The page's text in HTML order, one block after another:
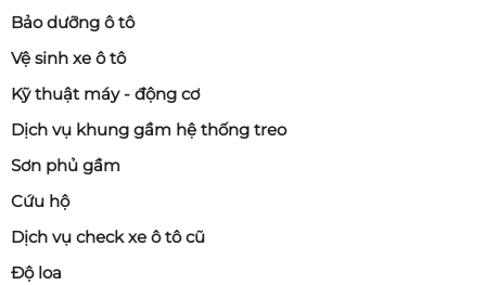
Bảo dưỡng ô tô
Vệ sinh xe ô tô
Kỹ thuật máy - động cơ
Dịch vụ khung gầm hệ thống treo
Sơn phủ gầm
Cứu hộ
Dịch vụ check xe ô tô cũ
Độ loa